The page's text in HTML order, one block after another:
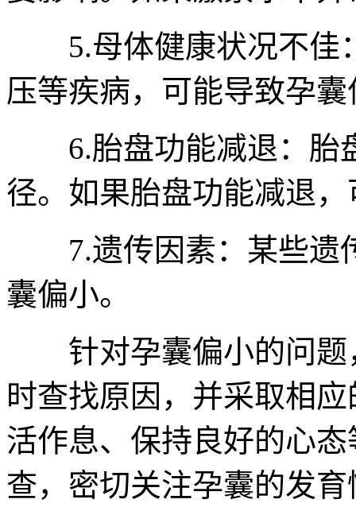
5.母体健康状况不佳
压等疾病，可能导致孕囊
6.胎盘功能减退：胎
径。如果胎盘功能减退
7.遗传因素：某些遗
囊偏小。
针对孕囊偏小的问题
时查找原因，并采取相
活作息、保持良好的心
查，密切关注孕囊的发